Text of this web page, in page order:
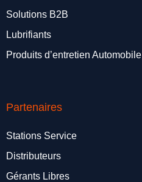
Solutions B2B
Lubrifiants
Produits d’entretien Automobile
Partenaires
Stations Service
Distributeurs
Gérants Libres